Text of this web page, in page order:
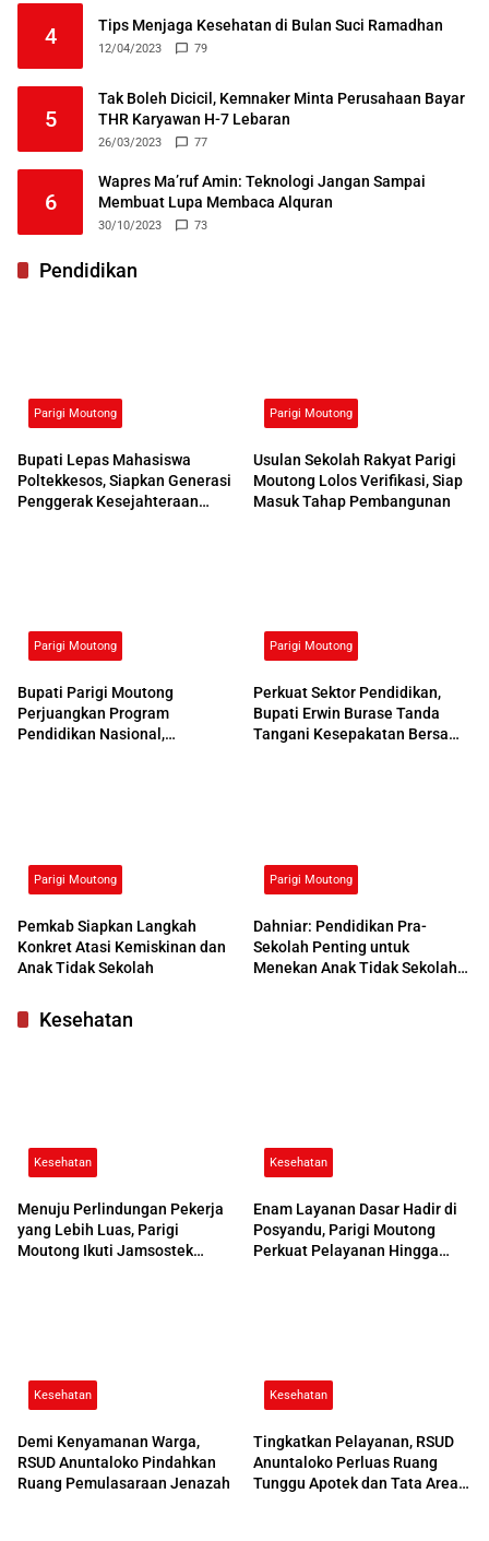
4 Tips Menjaga Kesehatan di Bulan Suci Ramadhan
12/04/2023 79
5
Tak Boleh Dicicil, Kemnaker Minta Perusahaan Bayar
THR Karyawan H-7 Lebaran
26/03/2023 77
6
Wapres Ma’ruf Amin: Teknologi Jangan Sampai
Membuat Lupa Membaca Alquran
30/10/2023 73
Pendidikan
Parigi Moutong
Bupati Lepas Mahasiswa
Poltekkesos, Siapkan Generasi
Penggerak Kesejahteraan
Parigi Moutong
Usulan Sekolah Rakyat Parigi
Moutong Lolos Verifikasi, Siap
Masuk Tahap Pembangunan
Parigi Moutong
Bupati Parigi Moutong
Perjuangkan Program
Pendidikan Nasional,
Parigi Moutong
Perkuat Sektor Pendidikan,
Bupati Erwin Burase Tanda
Tangani Kesepakatan Bersama
Parigi Moutong
Pemkab Siapkan Langkah
Konkret Atasi Kemiskinan dan
Anak Tidak Sekolah
Parigi Moutong
Dahniar: Pendidikan Pra-
Sekolah Penting untuk
Menekan Anak Tidak Sekolah
Kesehatan
Kesehatan
Menuju Perlindungan Pekerja
yang Lebih Luas, Parigi
Moutong Ikuti Jamsostek
Kesehatan
Enam Layanan Dasar Hadir di
Posyandu, Parigi Moutong
Perkuat Pelayanan Hingga
Kesehatan
Demi Kenyamanan Warga,
RSUD Anuntaloko Pindahkan
Ruang Pemulasaraan Jenazah
Kesehatan
Tingkatkan Pelayanan, RSUD
Anuntaloko Perluas Ruang
Tunggu Apotek dan Tata Area